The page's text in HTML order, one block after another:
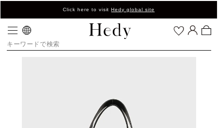
Click here to visitHedy global site